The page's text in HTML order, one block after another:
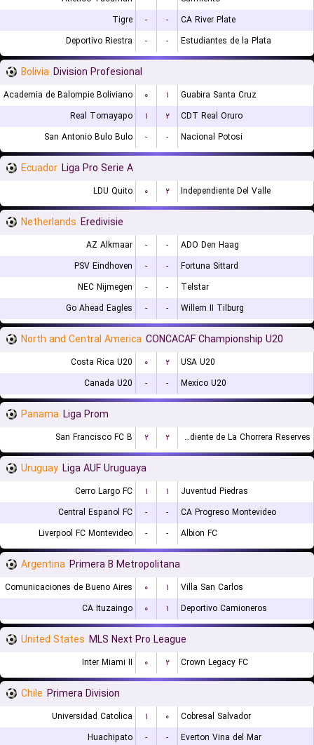
Tigre
- -
CA River Plate
Deportivo Riestra
- - Estudiantes de la Plata
Bolivia Division Profesional
Academia de Balompie Boliviano ۰ ۱
Guabira Santa Cruz
Real Tomayapo
۱ ۲
CDT Real Oruro
San Antonio Bulo Bulo
- - Nacional Potosi
Ecuador Liga Pro Serie A
LDU Quito ۰ ۲ Independiente Del Valle
Netherlands Eredivisie
AZ Alkmaar - -
ADO Den Haag
PSV Eindhoven
- -
Fortuna Sittard
NEC Nijmegen
- -
Telstar
Go Ahead Eagles
- - Willem II Tilburg
North and Central America CONCACAF Championship U20
Costa Rica U20 ۰ ۲
USA U20
Canada U20
- - Mexico U20
Panama Liga Prom
San Francisco FC B ۲ ۲ CA Independiente de La Chorrera Reserves
Uruguay Liga AUF Uruguaya
Cerro Largo FC ۱ ۱
Juventud Piedras
Central Espanol FC
- -
CA Progreso Montevideo
Liverpool FC Montevideo
- - Albion FC
Argentina Primera B Metropolitana
Comunicaciones de Bueno Aires ۰ ۱
Villa San Carlos
CA Ituzaingo
۰ ۱ Deportivo Camioneros
United States MLS Next Pro League
Inter Miami II ۰ ۲ Crown Legacy FC
Chile Primera Division
Universidad Catolica ۱ ۰
Cobresal Salvador
Huachipato
- - Everton Vina del Mar